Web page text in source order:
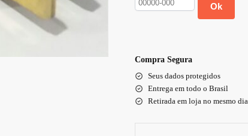
Ok
Compra Segura
Seus dados protegidos
Entrega em todo o Brasil
Retirada em loja no mesmo dia